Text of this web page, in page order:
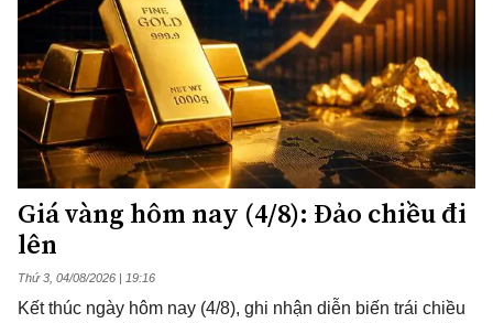
Giá vàng hôm nay (4/8): Đảo chiều đi
lên
Thứ 3, 04/08/2026 | 19:16
Kết thúc ngày hôm nay (4/8), ghi nhận diễn biến trái chiều